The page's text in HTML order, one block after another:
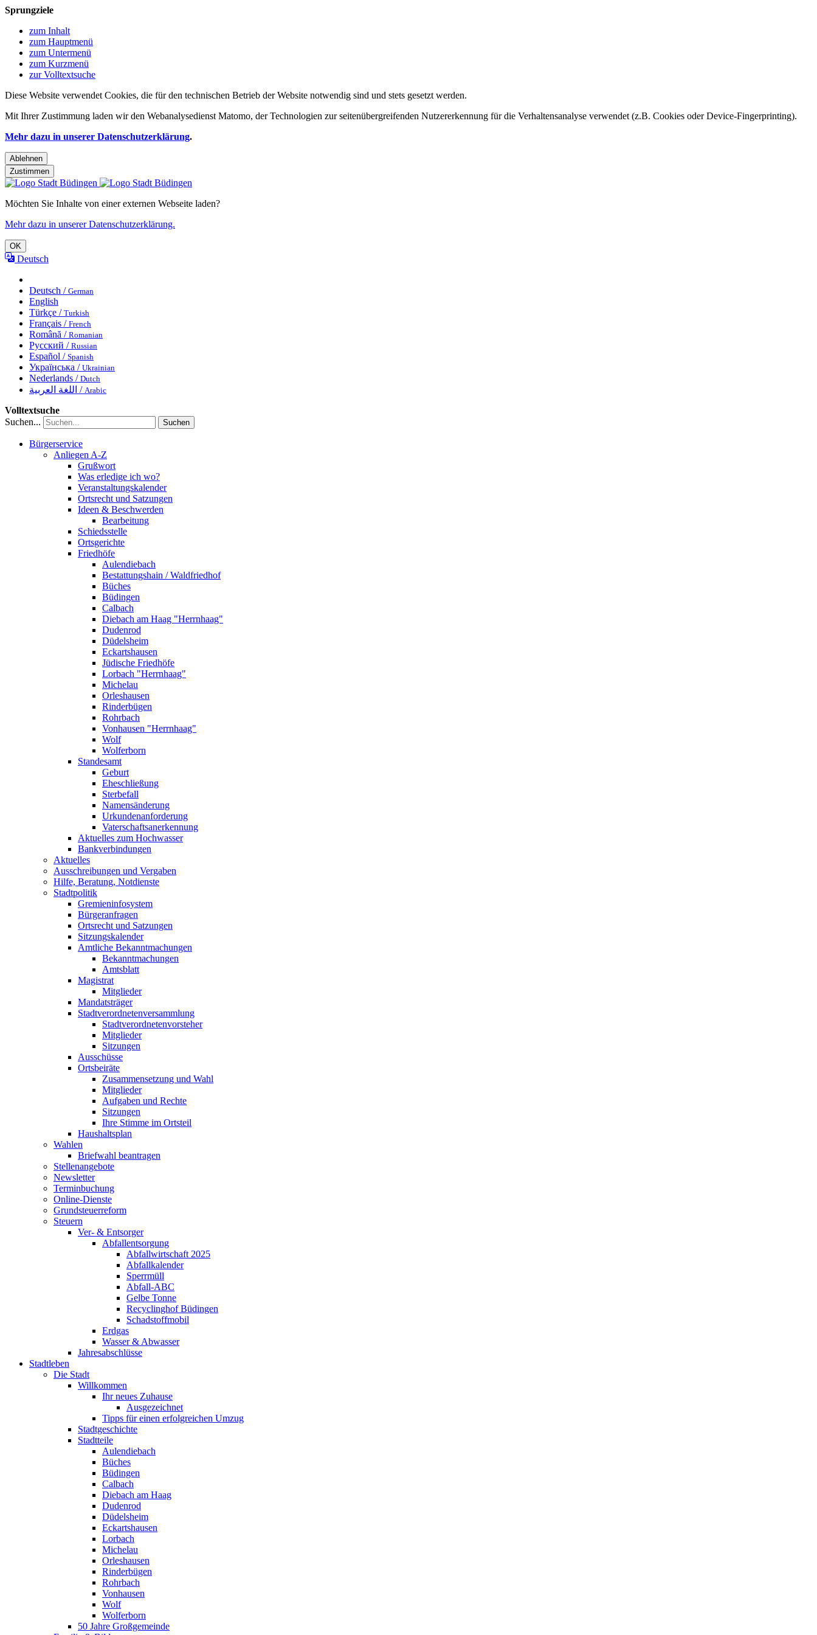
Sprungziele
zum Inhalt
zum Hauptmenü
zum Untermenü
zum Kurzmenü
zur Volltextsuche
Diese Website verwendet Cookies, die für den technischen Betrieb der Website notwendig sind und stets gesetzt werden.
Mit Ihrer Zustimmung laden wir den Webanalysedienst Matomo, der Technologien zur seitenübergreifenden Nutzererkennung für die Verhaltensanalyse verwendet (z.B. Cookies oder Device-Fingerprinting).
Mehr dazu in unserer Datenschutzerklärung.
Ablehnen
Zustimmen
Möchten Sie Inhalte von einer externen Webseite laden?
Mehr dazu in unserer Datenschutzerklärung.
OK
Deutsch
Deutsch / German
English
Türkçe / Turkish
Français / French
Română / Romanian
Русский / Russian
Español / Spanish
Українська / Ukrainian
Nederlands / Dutch
اللغة العربية / Arabic
Volltextsuche
Suchen...
Suchen
Bürgerservice
Anliegen A-Z
Grußwort
Was erledige ich wo?
Veranstaltungskalender
Ortsrecht und Satzungen
Ideen & Beschwerden
Bearbeitung
Schiedsstelle
Ortsgerichte
Friedhöfe
Aulendiebach
Bestattungshain / Waldfriedhof
Büches
Büdingen
Calbach
Diebach am Haag "Herrnhaag"
Dudenrod
Düdelsheim
Eckartshausen
Jüdische Friedhöfe
Lorbach "Herrnhaag"
Michelau
Orleshausen
Rinderbügen
Rohrbach
Vonhausen "Herrnhaag"
Wolf
Wolferborn
Standesamt
Geburt
Eheschließung
Sterbefall
Namensänderung
Urkundenanforderung
Vaterschaftsanerkennung
Aktuelles zum Hochwasser
Bankverbindungen
Aktuelles
Ausschreibungen und Vergaben
Hilfe, Beratung, Notdienste
Stadtpolitik
Gremieninfosystem
Bürgeranfragen
Ortsrecht und Satzungen
Sitzungskalender
Amtliche Bekanntmachungen
Bekanntmachungen
Amtsblatt
Magistrat
Mitglieder
Mandatsträger
Stadtverordnetenversammlung
Stadtverordnetenvorsteher
Mitglieder
Sitzungen
Ausschüsse
Ortsbeiräte
Zusammensetzung und Wahl
Mitglieder
Aufgaben und Rechte
Sitzungen
Ihre Stimme im Ortsteil
Haushaltsplan
Wahlen
Briefwahl beantragen
Stellenangebote
Newsletter
Terminbuchung
Online-Dienste
Grundsteuerreform
Steuern
Ver- & Entsorger
Abfallentsorgung
Abfallwirtschaft 2025
Abfallkalender
Sperrmüll
Abfall-ABC
Gelbe Tonne
Recyclinghof Büdingen
Schadstoffmobil
Erdgas
Wasser & Abwasser
Jahresabschlüsse
Stadtleben
Die Stadt
Willkommen
Ihr neues Zuhause
Ausgezeichnet
Tipps für einen erfolgreichen Umzug
Stadtgeschichte
Stadtteile
Aulendiebach
Büches
Büdingen
Calbach
Diebach am Haag
Dudenrod
Düdelsheim
Eckartshausen
Lorbach
Michelau
Orleshausen
Rinderbügen
Rohrbach
Vonhausen
Wolf
Wolferborn
50 Jahre Großgemeinde